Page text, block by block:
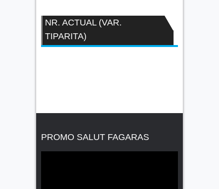
NR. ACTUAL (VAR.
TIPARITA)
PROMO SALUT FAGARAS